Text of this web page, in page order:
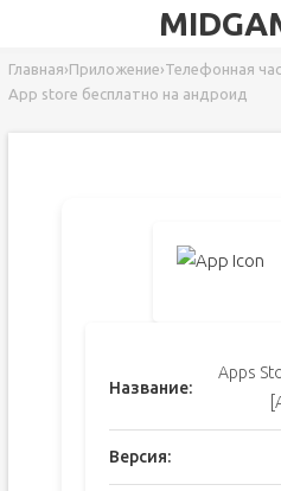
Главная›Приложение›Телефонная
App store бесплатно на андроид
Название:
Apps
Версия: